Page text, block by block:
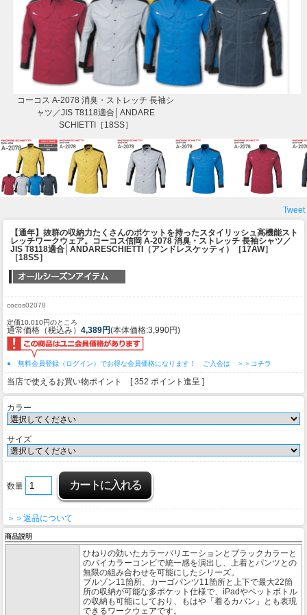
コーコス A-2078 消臭・ストレッチ 長袖シ
ャツ／JIS T8118適合│ANDARE
SCHIETTI［18SS］
Tweet
【通年】抜群の収納力たくさんのポケットを持ったスタイリッシュ高機能スト
レッチワークウェア。 コーコス信岡 A-2078 消臭・ストレッチ 長袖シャツ／
JIS T8118適合│ANDARESCHIETTI（アンドレスケッティ）［17AW］
［18SS］
cocos02078
定価10,010円のところ
通常価格（税込み） 4,389円(本体価格:3,990円)
● 無料会員登録（ログイン）でお得な会員価格になります！ ご入会は ＞＞コチラ
当店で使えるお買い物ポイント [ 352 ポイント進呈 ]
カラー
サイズ
数量
＞＞返品について
商品説明
ひねりの効いたカラーバリエーションとブラックカラーと
のバイカラーコンビで統一感を演出し、上着とパンツとの
無限の組み合わせを可能にしたシリーズ。
ブルゾン11箇所、カーゴパンツ11箇所と上下で最大22箇
所の収納が可能な多ポケット仕様で、iPadやペットボトル
の収納も可能にしており、もはや「着るカバン」とも表現
できるワークウェアです。